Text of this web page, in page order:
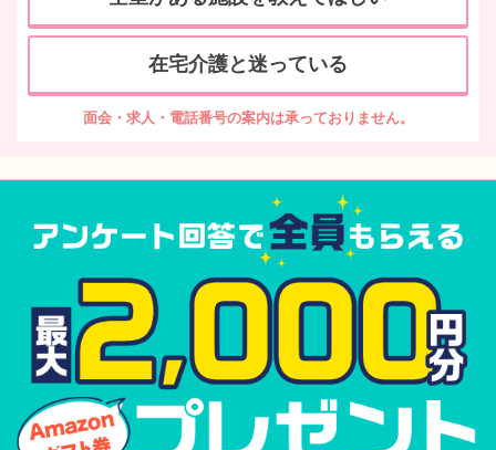
在宅介護と迷っている
面会・求人・電話番号の案内は承っておりません。